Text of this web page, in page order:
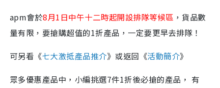
apm會於8月1日中午十二時起開設排隊等候區 ，貨品數
量有限，要搶購超值的1折產品，一定要更早去排隊！
可另看《七大激抵產品推介》或返回《活動簡介》
眾多優惠產品中，小編挑選7件1折後必搶的產品， 有